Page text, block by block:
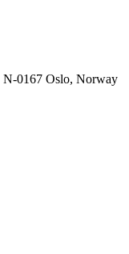
N-0167 Oslo, Norway